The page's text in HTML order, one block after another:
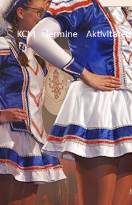
KCM Termine Aktivitäten